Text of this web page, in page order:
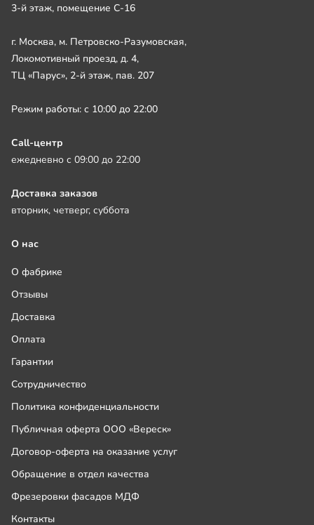
3-й этаж, помещение С-16
г. Москва, м. Петровско-Разумовская,
Локомотивный проезд, д. 4,
ТЦ «Парус», 2-й этаж, пав. 207
Режим работы: с 10:00 до 22:00
Call-центр
ежедневно с 09:00 до 22:00
Доставка заказов
вторник, четверг, суббота
О нас
О фабрике
Отзывы
Доставка
Оплата
Гарантии
Сотрудничество
Политика конфиденциальности
Публичная оферта ООО «Вереск»
Договор-оферта на оказание услуг
Обращение в отдел качества
Фрезеровки фасадов МДФ
Контакты